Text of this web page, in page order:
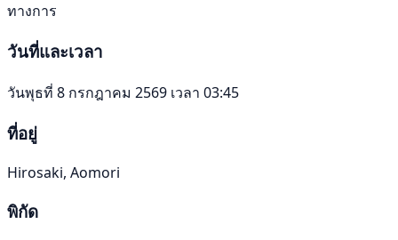
ทางการ
วันที่และเวลา
วันพุธที่ 8 กรกฎาคม 2569 เวลา 03:45
ที่อยู่
Hirosaki, Aomori
พิกัด